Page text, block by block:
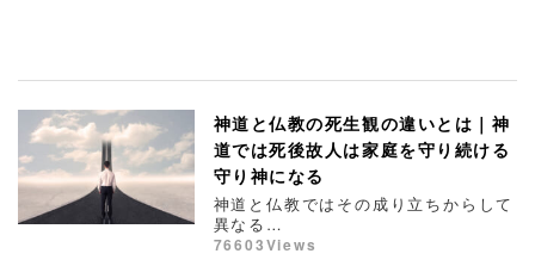
神道と仏教の死生観の違いとは｜神
道では死後故人は家庭を守り続ける
守り神になる
神道と仏教ではその成り立ちからして
異なる…
76603Views